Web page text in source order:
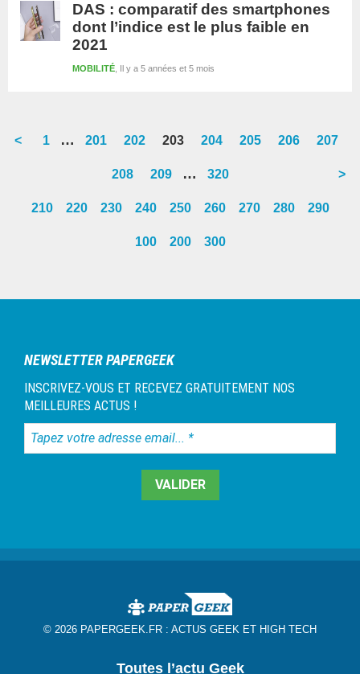
DAS : comparatif des smartphones
dont l’indice est le plus faible en
2021
Il y a 5 années et 5 mois
MOBILITÉ
<
Go
1
Interim
omitted
…
Go
page
201
Go
page
202
Go
page
203
Go
page
204
Go
205
Go
206
Go
page
207
Go
page
208
Go
page
209
Interim
omitted
…
Go
page
320 >
210 220 230 240 250 260 270 280 290
100 200 300
latérale
NEWSLETTER PAPERGEEK
INSCRIVEZ-VOUS ET RECEVEZ GRATUITEMENT NOS
MEILLEURES ACTUS !
Tapez
votre
© 2026 PAPERGEEK.FR : ACTUS GEEK ET HIGH TECH
Toutes l’actu Geek